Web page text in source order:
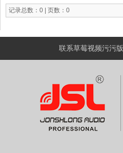
记录总数：0 | 页数：0
联系草莓视频污污版